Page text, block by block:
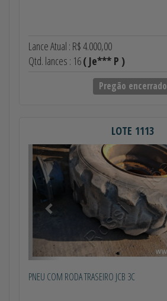
Lance Atual : R$ 4.000,00
Qtd. lances : 16( Je*** P )
Pregão encerrado
LOTE 1113
Anterior
PNEU COM RODA TRASEIRO JCB 3C